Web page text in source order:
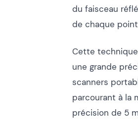
du faisceau
de chaque
Cette
une grande
scanners
parcourant à la
précision de 5